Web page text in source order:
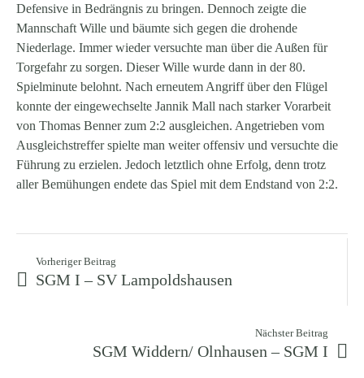
Defensive in Bedrängnis zu bringen. Dennoch zeigte die
Mannschaft Wille und bäumte sich gegen die drohende
Niederlage. Immer wieder versuchte man über die Außen für
Torgefahr zu sorgen. Dieser Wille wurde dann in der 80.
Spielminute belohnt. Nach erneutem Angriff über den Flügel
konnte der eingewechselte Jannik Mall nach starker Vorarbeit
von Thomas Benner zum 2:2 ausgleichen. Angetrieben vom
Ausgleichstreffer spielte man weiter offensiv und versuchte die
Führung zu erzielen. Jedoch letztlich ohne Erfolg, denn trotz
aller Bemühungen endete das Spiel mit dem Endstand von 2:2.
Vorheriger Beitrag
SGM I – SV Lampoldshausen
Nächster Beitrag
SGM Widdern/ Olnhausen – SGM I